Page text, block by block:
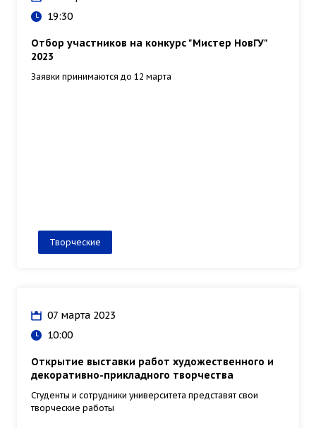
19:30
Отбор участников на конкурс "Мистер НовГУ"
2023
Заявки принимаются до 12 марта
Творческие
07 марта 2023
10:00
Открытие выставки работ художественного и
декоративно-прикладного творчества
Студенты и сотрудники университета представят свои
творческие работы